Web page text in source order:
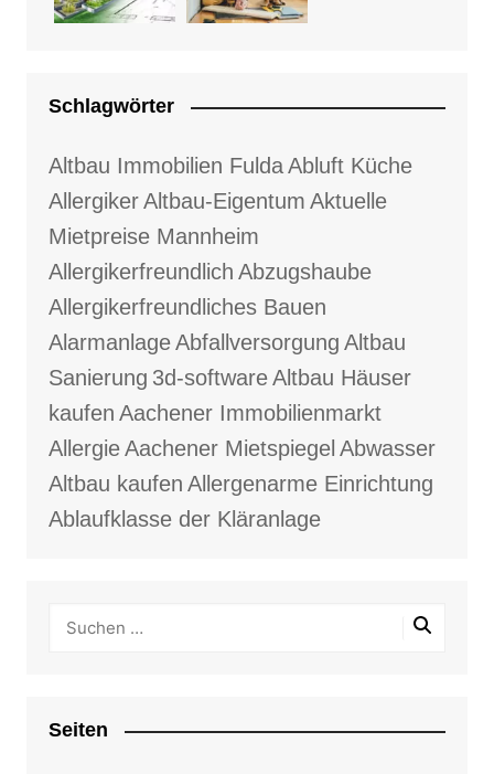
Schlagwörter
Altbau Immobilien FuldaAbluft Küche
AllergikerAltbau-Eigentum Aktuelle
Mietpreise Mannheim
Allergikerfreundlich Abzugshaube
Allergikerfreundliches Bauen
AlarmanlageAbfallversorgung Altbau
Sanierung 3d-softwareAltbau Häuser
kaufen Aachener Immobilienmarkt
AllergieAachener Mietspiegel Abwasser
Altbau kaufen Allergenarme Einrichtung
Ablaufklasse der Kläranlage
Seiten